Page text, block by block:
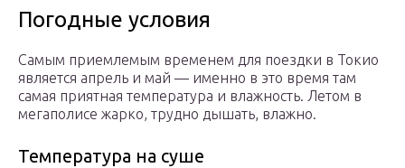
Погодные условия
Самым приемлемым временем для поездки в Токио
является апрель и май — именно в это время там
самая приятная температура и влажность. Летом в
мегаполисе жарко, трудно дышать, влажно.
Температура на суше